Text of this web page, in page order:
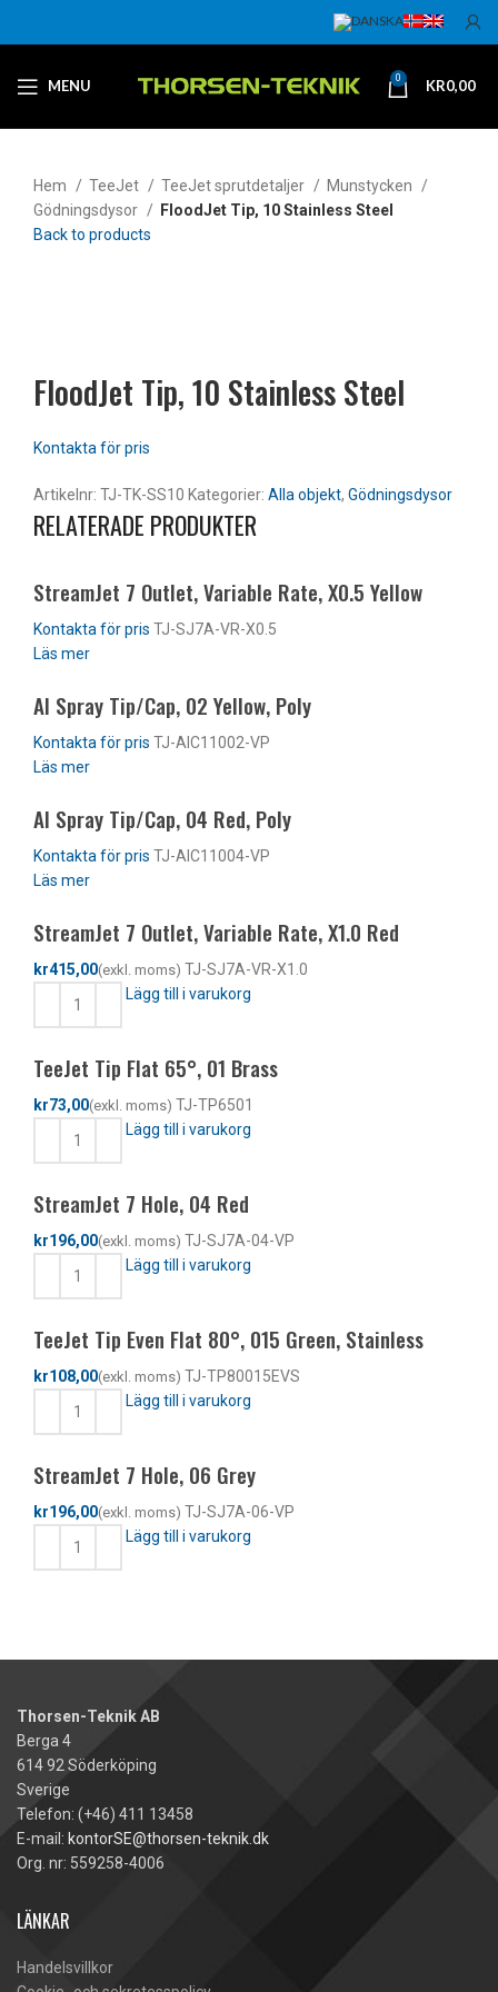
MENU 0 KR0,00
Hem TeeJet TeeJet sprutdetaljer
Munstycken
Gödningsdysor
FloodJet Tip, 10 Stainless Steel
Back to products
FloodJet Tip, 10 Stainless Steel
Artikelnr: TJ-TK-SS10 Kategorier: Alla objekt, Gödningsdysor
RELATERADE PRODUKTER
StreamJet 7 Outlet, Variable Rate, X0.5 Yellow
TJ-SJ7A-VR-X0.5
Läs mer
AI Spray Tip/Cap, 02 Yellow, Poly
TJ-AIC11002-VP
Läs mer
AI Spray Tip/Cap, 04 Red, Poly
TJ-AIC11004-VP
Läs mer
StreamJet 7 Outlet, Variable Rate, X1.0 Red
kr
TJ-SJ7A-VR-X1.0
Lägg till i varukorg
TeeJet Tip Flat 65°, 01 Brass
kr
TJ-TP6501
Lägg till i varukorg
StreamJet 7 Hole, 04 Red
kr
TJ-SJ7A-04-VP
Lägg till i varukorg
TeeJet Tip Even Flat 80°, 015 Green, Stainless
kr
TJ-TP80015EVS
Lägg till i varukorg
StreamJet 7 Hole, 06 Grey
kr
TJ-SJ7A-06-VP
Lägg till i varukorg
Thorsen-Teknik AB
Berga 4
614 92 Söderköping
Sverige
Telefon: (+46) 411 13458
E-mail: kontorSE@thorsen-teknik.dk
Org. nr: 559258-4006
LÄNKAR
Handelsvillkor